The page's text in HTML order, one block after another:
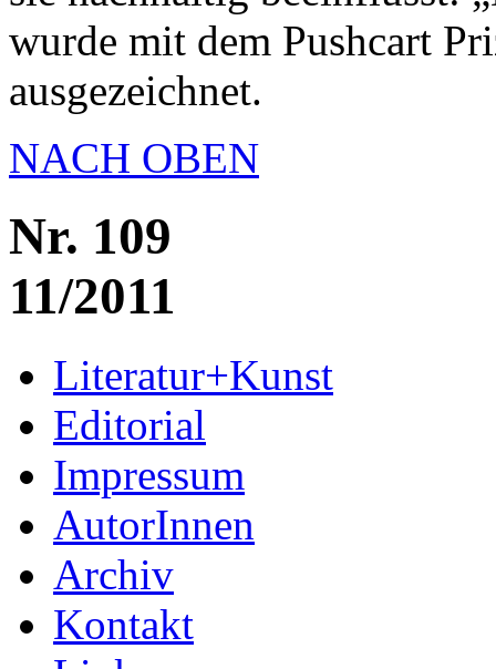
wurde mit dem Pushcart
ausgezeichnet.
NACH OBEN
Nr. 109
11/2011
Literatur+Kunst
Editorial
Impressum
AutorInnen
Archiv
Kontakt